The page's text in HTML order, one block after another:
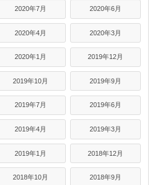
2020年7月 2020年6月
2020年4月 2020年3月
2020年1月 2019年12月
2019年10月 2019年9月
2019年7月 2019年6月
2019年4月 2019年3月
2019年1月 2018年12月
2018年10月 2018年9月